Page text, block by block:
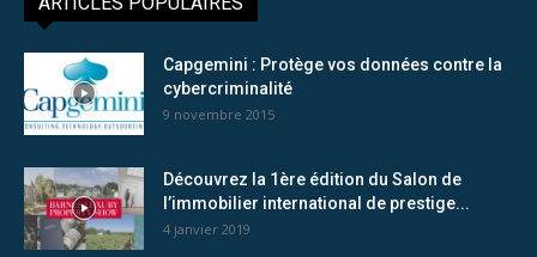
Capgemini : Protège vos données contre la
cybercriminalité
9 novembre 2015
Découvrez la 1ère édition du Salon de
l’immobilier international de prestige...
4 janvier 2019